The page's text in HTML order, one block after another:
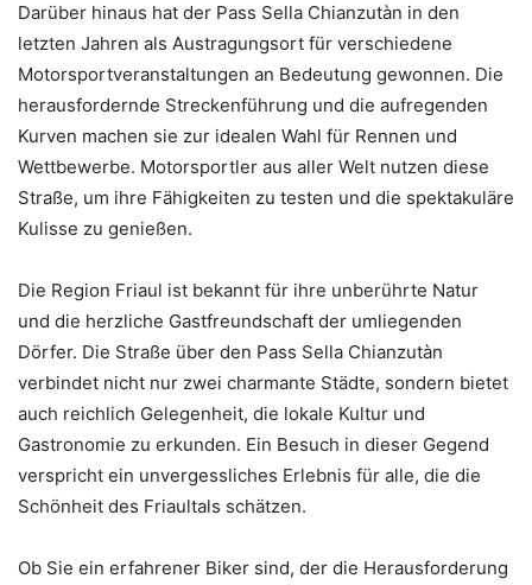
Darüber hinaus hat der Pass Sella Chianzutàn in den
letzten Jahren als Austragungsort für verschiedene
Motorsportveranstaltungen an Bedeutung gewonnen. Die
herausfordernde Streckenführung und die aufregenden
Kurven machen sie zur idealen Wahl für Rennen und
Wettbewerbe. Motorsportler aus aller Welt nutzen diese
Straße, um ihre Fähigkeiten zu testen und die spektakuläre
Kulisse zu genießen.
Die Region Friaul ist bekannt für ihre unberührte Natur
und die herzliche Gastfreundschaft der umliegenden
Dörfer. Die Straße über den Pass Sella Chianzutàn
verbindet nicht nur zwei charmante Städte, sondern bietet
auch reichlich Gelegenheit, die lokale Kultur und
Gastronomie zu erkunden. Ein Besuch in dieser Gegend
verspricht ein unvergessliches Erlebnis für alle, die die
Schönheit des Friaultals schätzen.
Ob Sie ein erfahrener Biker sind, der die Herausforderung